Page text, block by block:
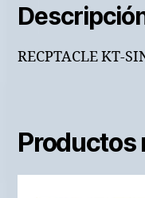
RECPTACLE KT-
Productos